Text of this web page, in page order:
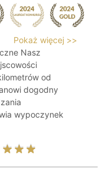
Pokaż więcej >>
Nasz
od
dogodny
wypoczynek